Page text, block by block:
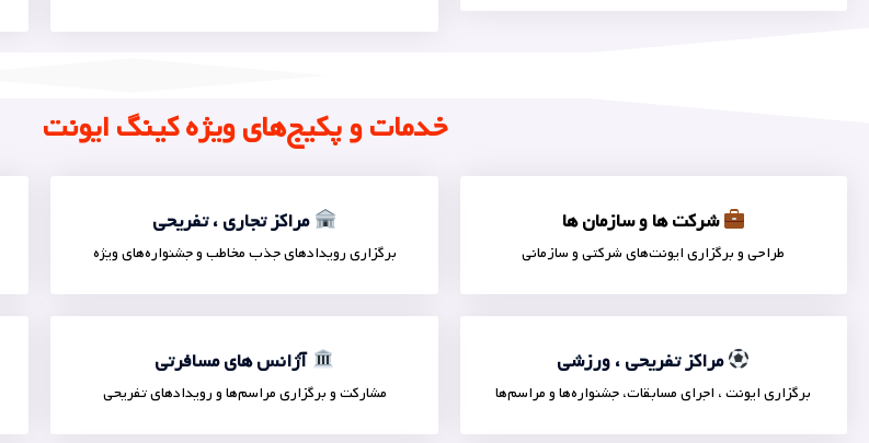
خدمات و پکیج‌های ویژه کینگ ایونت
شرکت ها و سازمان ها
طراحی و برگزاری ایونت‌های شرکتی و سازمانی
مراکز تجاری ، تفریحی
برگزاری رویدادهای جذب مخاطب و جشنواره‌های ویژه
مراکز تفریحی ، ورزشی
برگزاری ایونت ، اجرای مسابقات، جشنواره‌ها و مراسم‌ها
آژانس های مسافرتی
مشارکت و برگزاری مراسم‌ها و رویدادهای تفریحی